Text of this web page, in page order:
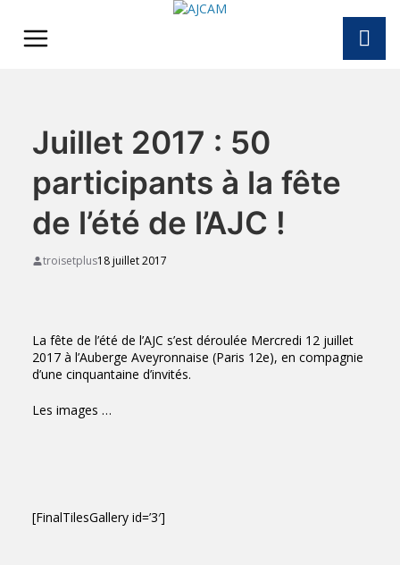
content
Juillet 2017 : 50
participants à la fête
de l’été de l’AJC !
troisetplus18 juillet 2017
La fête de l’été de l’AJC s’est déroulée Mercredi 12 juillet
2017 à l’Auberge Aveyronnaise (Paris 12e), en compagnie
d’une cinquantaine d’invités.
Les images …
[FinalTilesGallery id=’3′]